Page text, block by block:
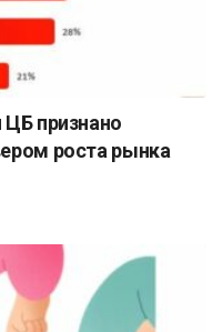
признано
роста рынка